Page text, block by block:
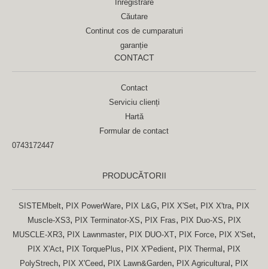
Înregistrare
Căutare
Continut cos de cumparaturi
garanție
CONTACT
Contact
Serviciu clienți
Hartă
Formular de contact
0743172447
PRODUCĂTORII
SISTEMbelt, PIX PowerWare, PIX L&G, PIX X'Set, PIX X'tra, PIX
Muscle-XS3, PIX Terminator-XS, PIX Fras, PIX Duo-XS, PIX
MUSCLE-XR3, PIX Lawnmaster, PIX DUO-XT, PIX Force, PIX X'Set,
PIX X'Act, PIX TorquePlus, PIX X'Pedient, PIX Thermal , PIX
PolyStrech, PIX X'Ceed, PIX Lawn&Garden, PIX Agricultural , PIX